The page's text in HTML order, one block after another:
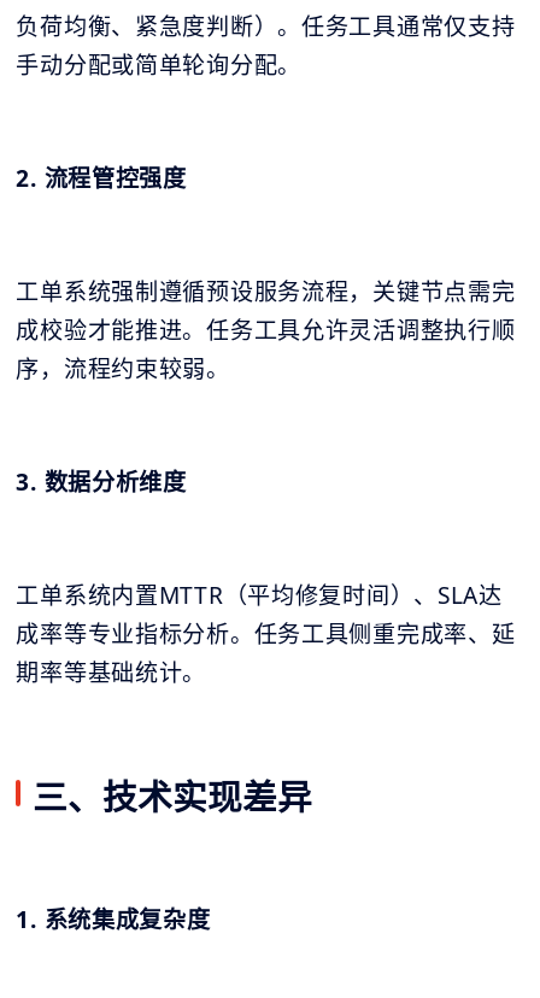
负荷均衡、紧急度判断）。任务工具通常仅支持
手动分配或简单轮询分配。
2. 流程管控强度
工单系统强制遵循预设服务流程，关键节点需完
成校验才能推进。任务工具允许灵活调整执行顺
序，流程约束较弱。
3. 数据分析维度
工单系统内置MTTR（平均修复时间）、SLA达
成率等专业指标分析。任务工具侧重完成率、延
期率等基础统计。
三、技术实现差异
1. 系统集成复杂度